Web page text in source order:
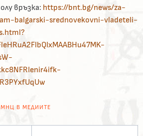
връзка: https://bnt.bg/news/za-
balgarski-srednovekovni-vladeteli-
В МЕДИИТЕ